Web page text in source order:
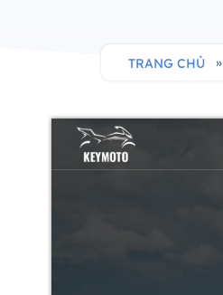
TRANG CHỦ »